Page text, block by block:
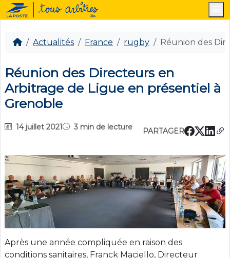
Actualités France rugby Réunion des
Réunion des Directeurs en
Arbitrage de Ligue en présentiel à
Grenoble
14 juillet 2021 3 min de lecture PARTAGER
Après une année compliquée en raison des
conditions sanitaires, Franck Maciello, Directeur